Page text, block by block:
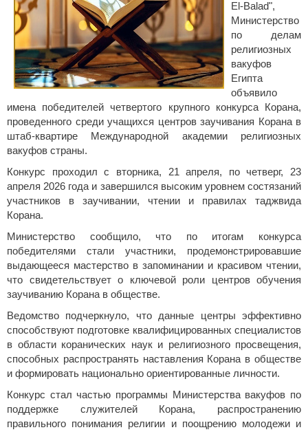
El‑Balad",
Министерство
по делам
религиозных
вакуфов
Египта
объявило
имена победителей четвертого крупного конкурса Корана,
проведенного среди учащихся центров заучивания Корана в
штаб‑квартире Международной академии религиозных
вакуфов страны.
Конкурс проходил с вторника, 21 апреля, по четверг, 23
апреля 2026 года и завершился высоким уровнем состязаний
участников в заучивании, чтении и правилах таджвида
Корана.
Министерство сообщило, что по итогам конкурса
победителями стали участники, продемонстрировавшие
выдающееся мастерство в запоминании и красивом чтении,
что свидетельствует о ключевой роли центров обучения
заучиванию Корана в обществе.
Ведомство подчеркнуло, что данные центры эффективно
способствуют подготовке квалифицированных специалистов
в области коранических наук и религиозного просвещения,
способных распространять наставления Корана в обществе
и формировать национально ориентированные личности.
Конкурс стал частью программы Министерства вакуфов по
поддержке служителей Корана, распространению
правильного понимания религии и поощрению молодежи и